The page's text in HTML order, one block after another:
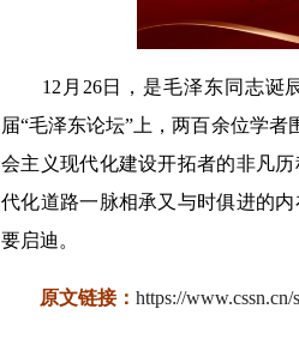
12月26日，是毛泽东同志诞
届“毛泽东论坛”上，两百余位学
会主义现代化建设开拓者的非凡
代化道路一脉相承又与时俱进的
要启迪。
原文链接： https://